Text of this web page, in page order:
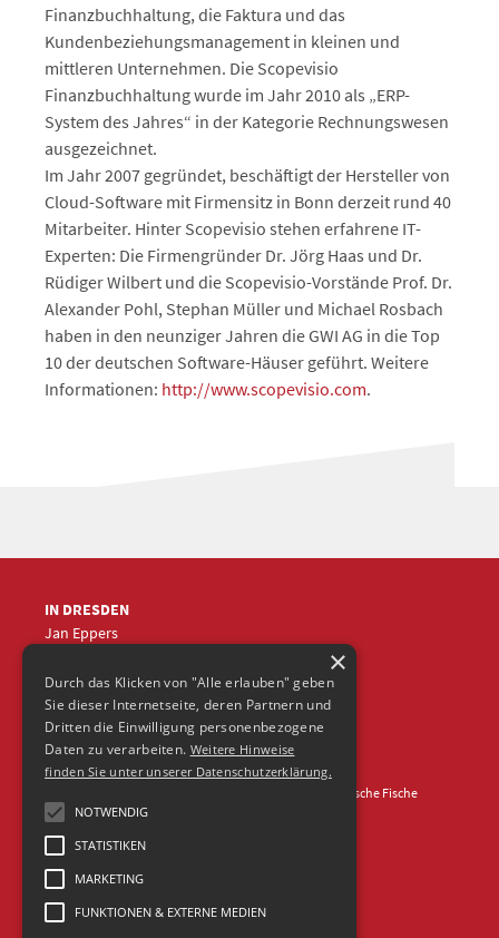
Finanzbuchhaltung, die Faktura und das
Kundenbeziehungsmanagement in kleinen und
mittleren Unternehmen. Die Scopevisio
Finanzbuchhaltung wurde im Jahr 2010 als „ERP-
System des Jahres“ in der Kategorie Rechnungswesen
ausgezeichnet.
Im Jahr 2007 gegründet, beschäftigt der Hersteller von
Cloud-Software mit Firmensitz in Bonn derzeit rund 40
Mitarbeiter. Hinter Scopevisio stehen erfahrene IT-
Experten: Die Firmengründer Dr. Jörg Haas und Dr.
Rüdiger Wilbert und die Scopevisio-Vorstände Prof. Dr.
Alexander Pohl, Stephan Müller und Michael Rosbach
haben in den neunziger Jahren die GWI AG in die Top
10 der deutschen Software-Häuser geführt. Weitere
Informationen: http://www.scopevisio.com.
IN DRESDEN
Jan Eppers
jep@frische-fische.com
© 2026 Agentur Frische Fische
×
Durch das Klicken von "Alle erlauben" geben
Sie dieser Internetseite, deren Partnern und
Dritten die Einwilligung personenbezogene
Daten zu verarbeiten. Weitere Hinweise
finden Sie unter unserer Datenschutzerklärung.
NOTWENDIG
STATISTIKEN
MARKETING
FUNKTIONEN & EXTERNE MEDIEN